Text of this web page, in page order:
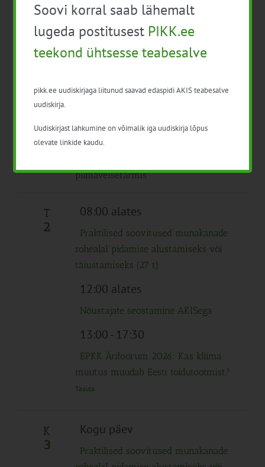
EPKK infopäev: Ettevõtlusalane
12:00
juuni 2026
E
1
10:00 16:00
Infopäev Bioturvalisuse tagamine
piimaveisefarmis
T
2
08:00 alates
Praktilised soovitused munakanade
rohealal pidamise alustamiseks või
täiustamiseks (27 t)
12:00 alates
Nõustajate seostamine AKISega
13:00- 17:30
EPKK Ärifoorum 2026: Kas kliima
muutus muudab Eesti toidutootmist?
Tasuta
K
3
Kogu päev
Praktilised soovitused munakanade
Soovi korral saab lähemalt
lugeda postitusest PIKK.ee
teekond ühtsesse teabesalve
pikk.ee uudiskirjaga liitunud saavad edaspidi AKIS teabesalve
uudiskirja.
Uudiskirjast lahkumine on võimalik iga uudiskirja lõpus
olevate linkide kaudu.